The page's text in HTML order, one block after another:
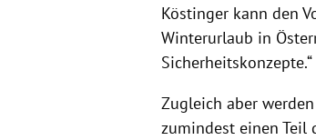
Köstinger kann den
Winterurlaub in
Sicherheitskonzepte.“
Zugleich aber
zumindest einen Teil